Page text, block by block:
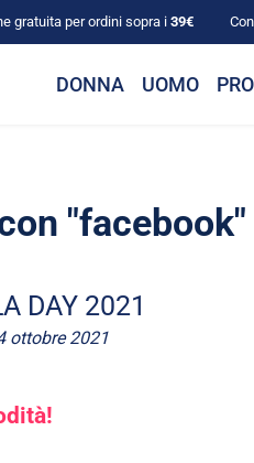
gratuita per ordini sopra i 39€
DONNA UOMO
"facebook"
DAY 2021
ottobre 2021
!